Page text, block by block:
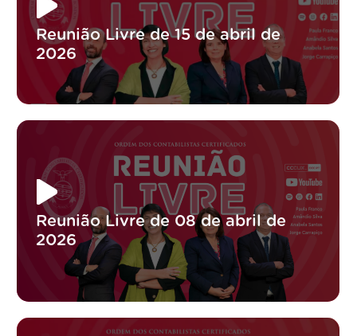
Reunião Livre de 15 de abril de
2026
Reunião Livre de 08 de abril de
2026